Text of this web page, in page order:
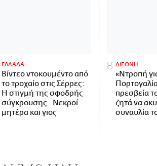
ΕΛΛΑΔΑ
Βίντεο ντοκουμέντο από
το τροχαίο στις Σέρρες:
Η στιγμή της σφοδρής
σύγκρουσης - Νεκροί
μητέρα και γιος
ΔΙΕΘΝΗ
«Ντροπή
πρεσβεία
ζητά να
συναυλία